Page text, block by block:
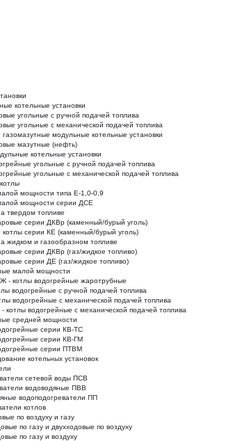
котельные установки
угольные с ручной подачей топлива
угольные с механической подачей топлива
модульные котельные установки
мазутные (нефть)
котельные установки
угольные с ручной подачей топлива
угольные с механической подачей топлива
мощности типа Е-1,0-0,9
мощности серии ДСЕ
твердом топливе
серии ДКВр (каменный/бурый уголь)
серии КЕ (каменный/бурый уголь)
жидком и газообразном топливе
серии ДКВр (газ/жидкое топливо)
серии ДЕ (газ/жидкое топливо)
малой мощности
- котлы водогрейные жаротрубные
водогрейные с ручной подачей топлива
водогрейные с механической подачей топлива
котлы водогрейные с механической подачей топлива
средней мощности
серии КВ-ТС
серии КВ-ГМ
серии ПТВМ
котельных установок
сетевой воды ПСВ
водоводяные ПВВ
водоподогреватели ПП
котлов
по воздуху и газу
по газу и двухходовые по воздуху
по газу и воздуху